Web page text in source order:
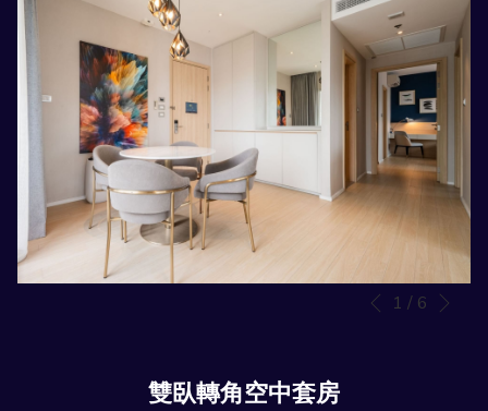
容
選先前 1 / 6 下
雙臥轉角空中套房